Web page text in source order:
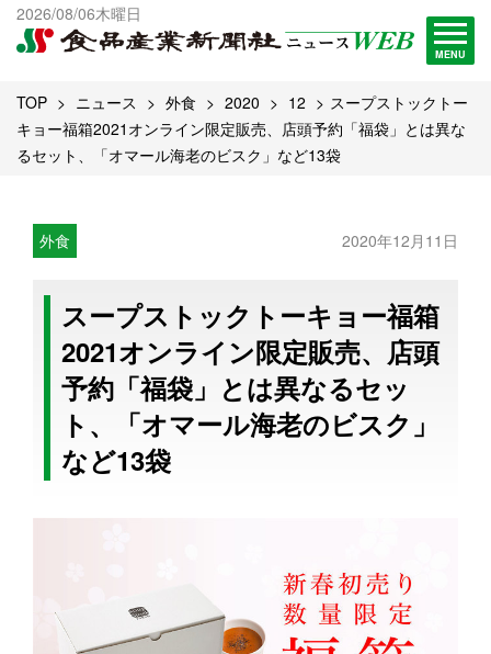
2026/08/06木曜日
MENU
出版物一覧へ
試読・購読申し込み
TOP ニュース 外食 2020 12
スープストックトー
キョー福箱2021オンライン限定販売、店頭予約「福袋」とは異な
るセット、「オマール海老のビスク」など13袋
外食 2020年12月11日
スープストックトーキョー福箱
2021オンライン限定販売、店頭
予約「福袋」とは異なるセッ
ト、「オマール海老のビスク」
など13袋